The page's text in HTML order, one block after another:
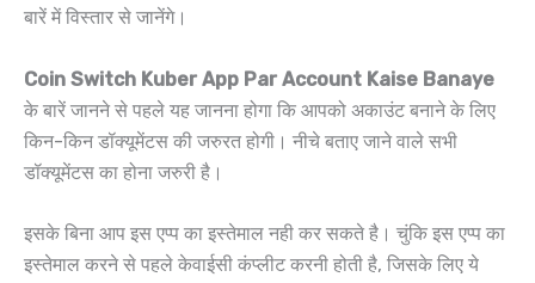
बारें में विस्तार से जानेंगे।
Coin Switch Kuber App Par Account Kaise Banaye
के बारें जानने से पहले यह जानना होगा कि आपको अकाउंट बनाने के लिए
किन-किन डॉक्यूमेंटस की जरुरत होगी। नीचे बताए जाने वाले सभी
डॉक्यूमेंटस का होना जरुरी है।
इसके बिना आप इस एप्प का इस्तेमाल नही कर सकते है। चुंकि इस एप्प का
इस्तेमाल करने से पहले केवाईसी कंप्लीट करनी होती है, जिसके लिए ये